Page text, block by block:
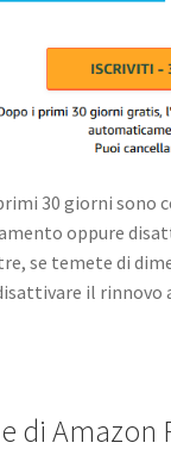
30 giorni
oppure
se temete di
il
di Amazon